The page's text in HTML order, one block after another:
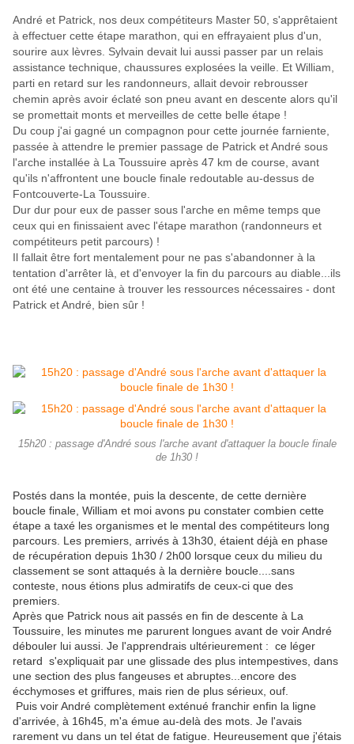
André et Patrick, nos deux compétiteurs Master 50, s'apprêtaient
à effectuer cette étape marathon, qui en effrayaient plus d'un,
sourire aux lèvres. Sylvain devait lui aussi passer par un relais
assistance technique, chaussures explosées la veille. Et William,
parti en retard sur les randonneurs, allait devoir rebrousser
chemin après avoir éclaté son pneu avant en descente alors qu'il
se promettait monts et merveilles de cette belle étape !
Du coup j'ai gagné un compagnon pour cette journée farniente,
passée à attendre le premier passage de Patrick et André sous
l'arche installée à La Toussuire après 47 km de course, avant
qu'ils n'affrontent une boucle finale redoutable au-dessus de
Fontcouverte-La Toussuire.
Dur dur pour eux de passer sous l'arche en même temps que
ceux qui en finissaient avec l'étape marathon (randonneurs et
compétiteurs petit parcours) !
Il fallait être fort mentalement pour ne pas s'abandonner à la
tentation d'arrêter là, et d'envoyer la fin du parcours au diable...ils
ont été une centaine à trouver les ressources nécessaires - dont
Patrick et André, bien sûr !
15h20 : passage d'André sous l'arche avant d'attaquer la boucle finale
de 1h30 !
Postés dans la montée, puis la descente, de cette dernière
boucle finale, William et moi avons pu constater combien cette
étape a taxé les organismes et le mental des compétiteurs long
parcours. Les premiers, arrivés à 13h30, étaient déjà en phase
de récupération depuis 1h30 / 2h00 lorsque ceux du milieu du
classement se sont attaqués à la dernière boucle....sans
conteste, nous étions plus admiratifs de ceux-ci que des
premiers.
Après que Patrick nous ait passés en fin de descente à La
Toussuire, les minutes me parurent longues avant de voir André
débouler lui aussi. Je l'apprendrais ultérieurement : ce léger
retard s'expliquait par une glissade des plus intempestives, dans
une section des plus fangeuses et abruptes...encore des
écchymoses et griffures, mais rien de plus sérieux, ouf.
Puis voir André complètement exténué franchir enfin la ligne
d'arrivée, à 16h45, m'a émue au-delà des mots. Je l'avais
rarement vu dans un tel état de fatigue. Heureusement que j'étais